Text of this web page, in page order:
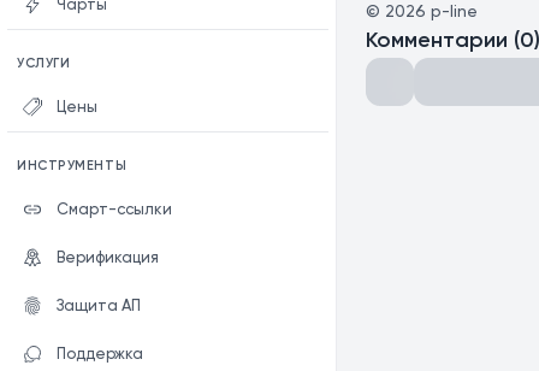
Чарты
УСЛУГИ
Цены
ИНСТРУМЕНТЫ
Смарт-ссылки
Верификация
Защита АП
Поддержка
© 2026 p-line
Комментарии (0)